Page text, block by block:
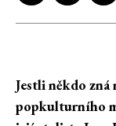
Jestli někdo
popkulturního